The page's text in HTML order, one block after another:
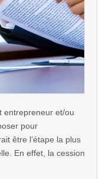
entrepreneur et/ou
pour
être l’étape la plus
En effet, la cession